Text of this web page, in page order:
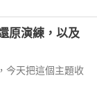
原演練，以及
今天把這個主題收